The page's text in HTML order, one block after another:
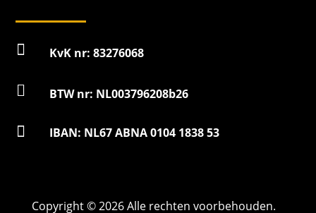
 KvK nr: 83276068
 BTW nr: NL003796208b26
 IBAN: NL67 ABNA 0104 1838 53
Copyright © 2026 Alle rechten voorbehouden.